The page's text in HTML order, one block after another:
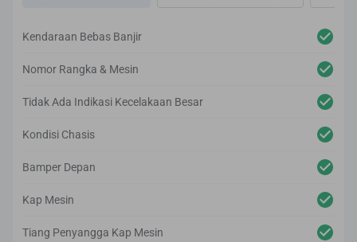
Kendaraan Bebas Banjir
Nomor Rangka & Mesin
Tidak Ada Indikasi Kecelakaan Besar
Kondisi Chasis
Bamper Depan
Kap Mesin
Tiang Penyangga Kap Mesin